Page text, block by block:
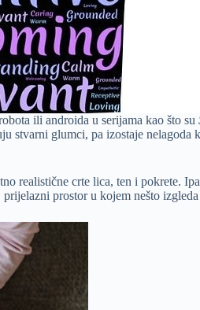
ili androida u serijama kao što su
stvarni glumci, pa izostaje nelagoda
realistične crte lica, ten i pokrete.
prostor u kojem nešto